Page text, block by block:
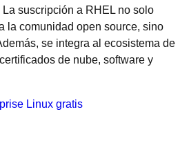
suscripción a RHEL no solo
la comunidad open source, sino
se integra al ecosistema de
de nube, software y
Linux gratis